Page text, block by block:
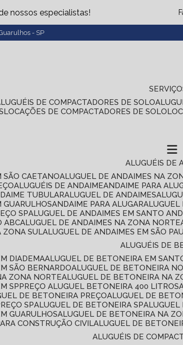
nossos especialistas!
- SP
ALUGUÉIS DE COMPACTADORES DE SOLO
LOCAÇÕES DE COMPACTADORES DE SOLO
ALUGUÉIS DE
SÃO CAETANO ALUGUEL DE ANDAIMES NA
ALUGUÉIS DE ANDAIME ANDAIME PARA
TUBULAR ALUGUEL DE ANDAIMES
GUARULHOS ANDAIME PARA ALUGAR
SP ALUGUEL DE ANDAIMES EM SANTO
ABC ALUGUEL DE ANDAIMES NA ZONA NORTE
ZONA SUL ALUGUEL DE ANDAIMES EM SÃO
ALUGUÉIS DE
DIADEMA ALUGUEL DE BETONEIRA EM
SÃO BERNARDO ALUGUEL DE BETONEIRA
ZONA NORTE ALUGUEL DE BETONEIRA NA
SP
PREÇO ALUGUEL BETONEIRA 400 LITROS
DE BETONEIRA PREÇO ALUGUEL DE
SP ALUGUEL DE BETONEIRA SP
GUARULHOS ALUGUEL DE BETONEIRA NA
CONSTRUÇÃO CIVIL ALUGUEL DE
ALUGUÉIS DE